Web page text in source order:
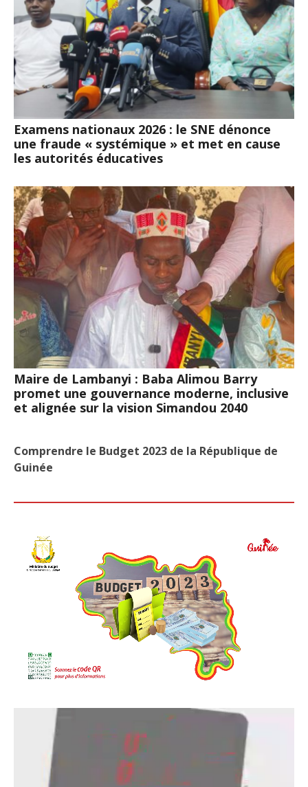
Examens nationaux 2026 : le SNE dénonce
une fraude « systémique » et met en cause
les autorités éducatives
Maire de Lambanyi : Baba Alimou Barry
promet une gouvernance moderne, inclusive
et alignée sur la vision Simandou 2040
Comprendre le Budget 2023 de la République de
Guinée